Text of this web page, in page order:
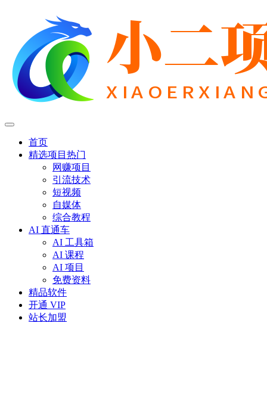
首页
精选项目 热门
网赚项目
引流技术
短视频
自媒体
综合教程
AI 直通车
AI 工具箱
AI 课程
AI 项目
免费资料
精品软件
开通 VIP
站长加盟